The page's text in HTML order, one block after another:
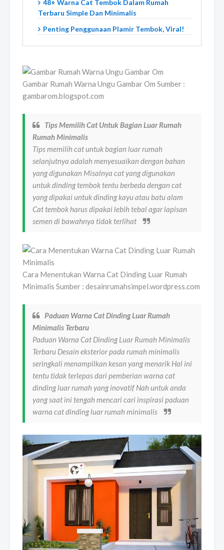
48+ Warna Cat Tembok Dalam Rumah
Terbaru Simple Dan Minimalis
Penting Penggunaan Plamir Tembok, Viral!
Gambar Rumah Warna Ungu Gambar Om Sumber :
gambarom.blogspot.com
Tips Memilih Cat Untuk Bagian Luar Rumah
Rumah Minimalis
Tips memilih cat untuk bagian luar rumah
selanjutnya adalah menyesuaikan dengan bahan
yang digunakan Misalnya cat yang digunakan
untuk dinding tembok tentu berbeda dengan cat
yang dipakai untuk dinding kayu atau batu alam
Cat tembok harus dipakai lebih tebal agar lapisan
semen di bawahnya tidak terlihat
Cara Menentukan Warna Cat Dinding Luar Rumah
Minimalis Sumber : desainrumahsimpel.wordpress.com
Paduan Warna Cat Dinding Luar Rumah
Minimalis Terbaru
Paduan Warna Cat Dinding Luar Rumah Minimalis
Terbaru Desain eksterior pada rumah minimalis
seringkali menampilkan kesan yang menarik Hal ini
tentu tidak terlepas dari pemberian warna cat
dinding luar rumah yang inovatif Nah untuk anda
yang saat ini tengah mencari cari inspirasi paduan
warna cat dinding luar rumah minimalis